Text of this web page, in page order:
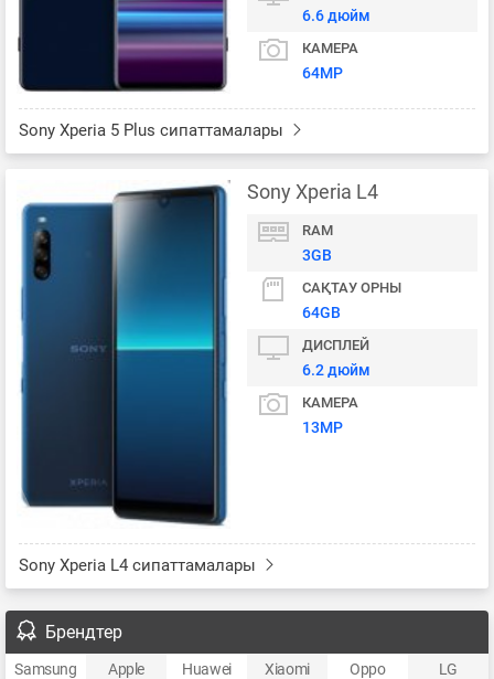
6.6 дюйм
КАМЕРА
64MP
Sony Xperia 5 Plus сипаттамалары
Sony Xperia L4
RAM
3GB
САҚТАУ ОРНЫ
64GB
ДИСПЛЕЙ
6.2 дюйм
КАМЕРА
13MP
Sony Xperia L4 сипаттамалары
Брендтер
Samsung Apple Huawei Xiaomi Oppo
LG